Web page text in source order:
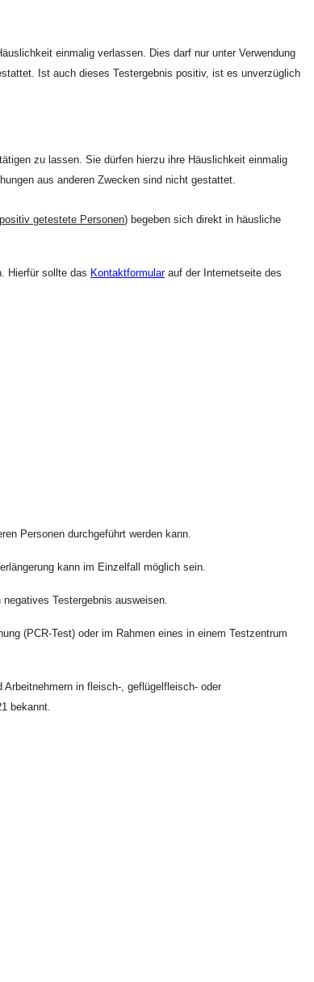
einmalig verlassen. Dies darf nur unter Verwendung
Ist auch dieses Testergebnis positiv, ist es unverzüglich
zu lassen. Sie dürfen hierzu ihre Häuslichkeit einmalig
aus anderen Zwecken sind nicht gestattet.
getestete Personen) begeben sich direkt in häusliche
Hierfür sollte das Kontaktformularauf der Internetseite des
Personen durchgeführt werden kann.
kann im Einzelfall möglich sein.
Testergebnis ausweisen.
(PCR-Test) oder im Rahmen eines in einem Testzentrum
in fleisch-, geflügelfleisch- oder
bekannt.